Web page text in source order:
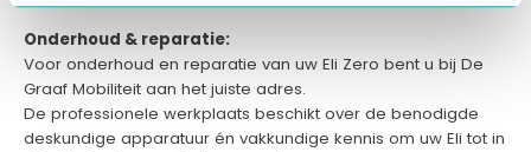
Onderhoud & reparatie:
Voor onderhoud en reparatie van uw Eli Zero bent u bij De
Graaf Mobiliteit aan het juiste adres.
De professionele werkplaats beschikt over de benodigde
deskundige apparatuur én vakkundige kennis om uw Eli tot in